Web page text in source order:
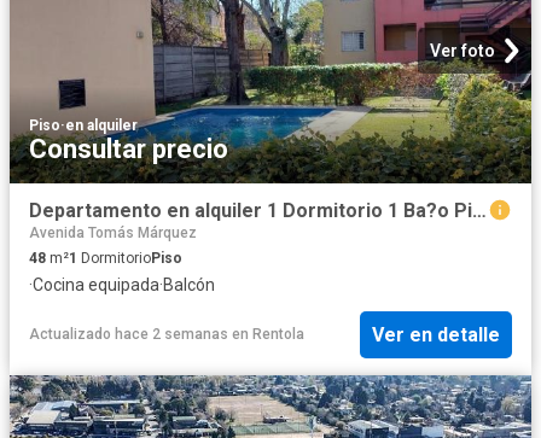
Ver foto
Piso·en alquiler
Consultar precio
Departamento en alquiler 1 Dormitorio 1 Ba?o Pilar ? 48m?
Avenida Tomás Márquez
48 m²1 DormitorioPiso
·Cocina equipada·Balcón
Actualizado hace 2 semanas en Rentola Ver en detalle